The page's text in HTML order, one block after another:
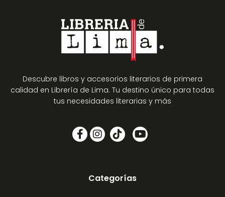
Descubre libros y accesorios literarios de primera
calidad en Librería de Lima. Tu destino único para todas
tus necesidades literarias y más
Categorías